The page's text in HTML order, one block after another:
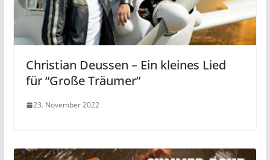
Christian Deussen – Ein kleines Lied
für “Große Träumer”
23. November 2022